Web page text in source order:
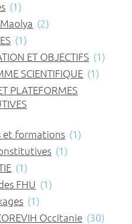
(1)
(2)
(1)
ET OBJECTIFS (1)
SCIENTIFIQUE (1)
PLATEFORMES
et formations (1)
(1)
(1)
FHU (1)
(1)
Occitanie (30)